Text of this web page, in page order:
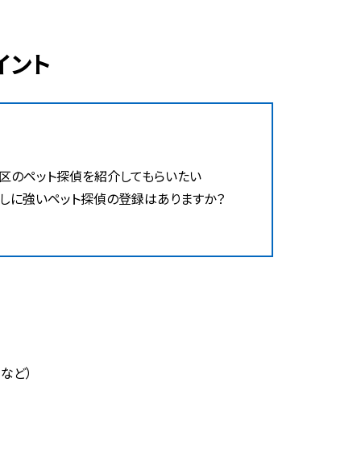
ト
ペット探偵を紹介してもらいたい
に強いペット探偵の登録はありますか？
ど）